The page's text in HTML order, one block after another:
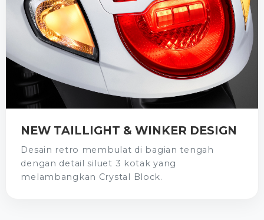
NEW TAILLIGHT & WINKER DESIGN
Desain retro membulat di bagian tengah
dengan detail siluet 3 kotak yang
melambangkan Crystal Block.